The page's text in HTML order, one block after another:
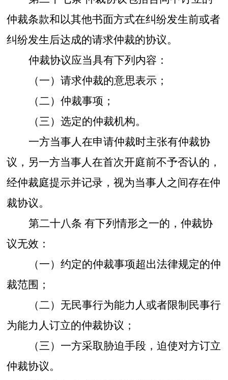
仲裁条款和以其他书面方式在纠纷发生前或者
纠纷发生后达成的请求仲裁的协议。
仲裁协议应当具有下列内容：
（一）请求仲裁的意思表示；
（二）仲裁事项；
（三）选定的仲裁机构。
一方当事人在申请仲裁时主张有仲裁协
议，另一方当事人在首次开庭前不予否认的，
经仲裁庭提示并记录，视为当事人之间存在仲
裁协议。
第二十八条 有下列情形之一的，仲裁协
议无效：
（一）约定的仲裁事项超出法律规定的仲
裁范围；
（二）无民事行为能力人或者限制民事行
为能力人订立的仲裁协议；
（三）一方采取胁迫手段，迫使对方订立
仲裁协议。